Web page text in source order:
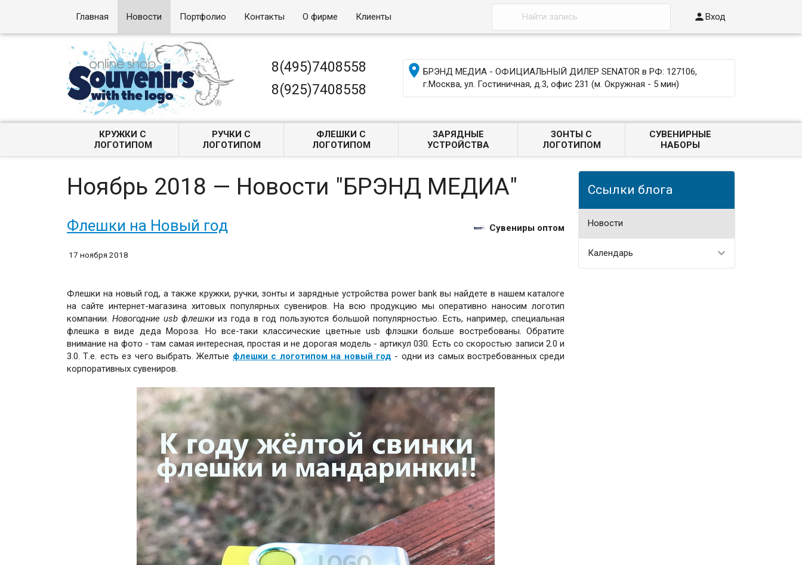
Главная Новости Портфолио Контакты О фирме Клиенты Вход
8(495)7408558
8(925)7408558
БРЭНД МЕДИА - ОФИЦИАЛЬНЫЙ ДИЛЕР SENATOR в РФ: 127106,
г.Москва, ул. Гостиничная, д.3, офис 231 (м. Окружная - 5 мин)
КРУЖКИ С
ЛОГОТИПОМ
РУЧКИ С
ЛОГОТИПОМ
ФЛЕШКИ С
ЛОГОТИПОМ
ЗАРЯДНЫЕ
УСТРОЙСТВА
ЗОНТЫ С
ЛОГОТИПОМ
СУВЕНИРНЫЕ
НАБОРЫ
Ссылки блога
Новости
Календарь
Ноябрь 2018 — Новости "БРЭНД МЕДИА"
Флешки на Новый год Сувениры оптом
17 ноября 2018
Флешки на новый год, а также кружки, ручки, зонты и зарядные устройства power bank вы найдете в нашем каталоге
на сайте интернет-магазина хитовых популярных сувениров. На всю продукцию мы оперативно наносим логотип
компании.Новогодние usb флешкииз года в год пользуются большой популярностью. Есть, например, специальная
флешка в виде деда Мороза. Но все-таки классические цветные usb флэшки больше востребованы. Обратите
внимание на фото - там самая интересная, простая и не дорогая модель - артикул 030. Есть со скоростью записи 2.0 и
3.0. Т.е. есть ез чего выбрать. Желтые флешки с логотипом на новый год - одни из самых востребованных среди
корпоративных сувениров.